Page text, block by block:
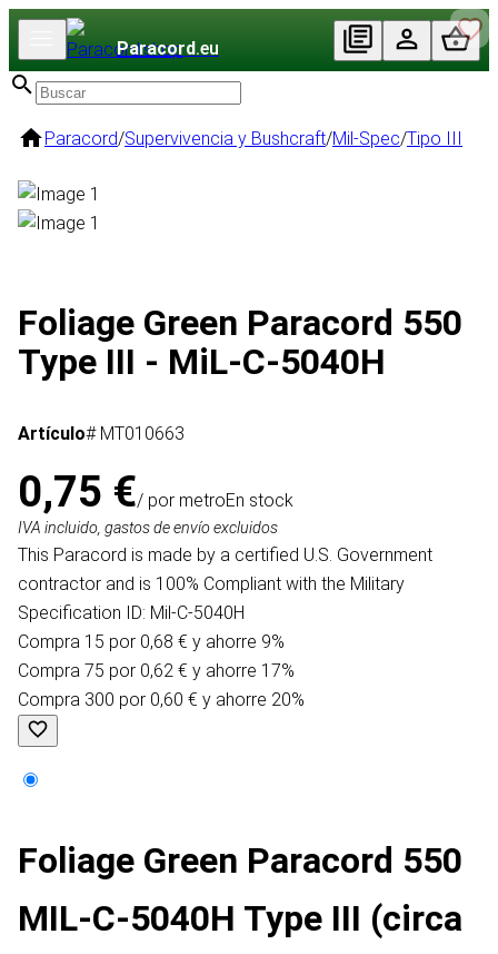
Paracord.eu
Paracord/Supervivencia y Bushcraft/Mil-Spec/Tipo III
Foliage Green Paracord 550
Type III - MiL-C-5040H
Artículo# MT010663
0,75 €/ por metroEn stock
IVA incluido, gastos de envío excluidos
This Paracord is made by a certified U.S. Government
contractor and is 100% Compliant with the Military
Specification ID: Mil-C-5040H
Compra 15 por 0,68 € y ahorre 9%
Compra 75 por 0,62 € y ahorre 17%
Compra 300 por 0,60 € y ahorre 20%
Foliage Green Paracord 550
MIL-C-5040H Type III (circa